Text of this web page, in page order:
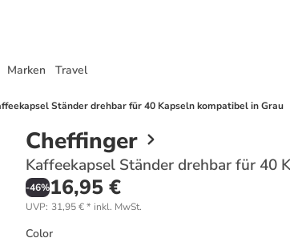
Marken Travel
Ständer drehbar für 40 Kapseln kompatibel in Grau
Cheffinger
Kaffeekapsel Ständer drehbar für 40
-46%16,95 €
UVP: 31,95 €* inkl. MwSt.
Color